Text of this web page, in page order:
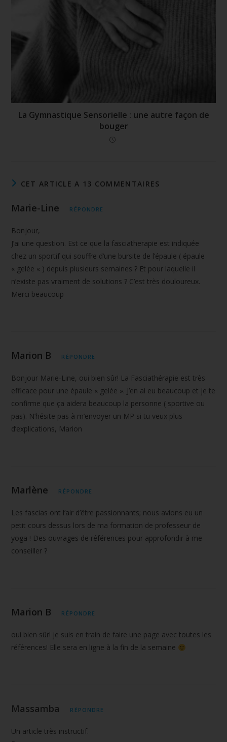
La Gymnastique Sensorielle : une autre façon de
bouger
CET ARTICLE A 13 COMMENTAIRES
Marie-Line RÉPONDRE
Bonjour,
J’ai une question. Est ce que la fasciatherapie est indiquée
chez un sportif qui souffre d’une bursite de l’épaule ( épaule
« gelée « ) depuis plusieurs semaines ? Et pour laquelle il
n’existe pas vraiment de solutions ? C’est très douloureux.
Merci beaucoup
Marion B RÉPONDRE
Bonjour Marie-Line, oui bien sûr! La Fasciathérapie est très
efficace pour une épaule « gelée ». J’en ai eu beaucoup et je te
confirme que ça aidera beaucoup la personne ( sportive ou
pas). N’hésite pas à m’envoyer un MP si tu veux plus
d’explications, Marion
Marlène RÉPONDRE
Les fascias ont l’air d’être passionnants; nous avions eu un
petit cours dessus lors de ma formation de professeur de
yoga ! Des ouvrages de références pour approfondir à me
conseiller ?
Marion B RÉPONDRE
oui bien sûr! je suis en train de faire une page avec toutes les
références! Elle sera en ligne à la fin de la semaine
Massamba RÉPONDRE
Un article très instructif.